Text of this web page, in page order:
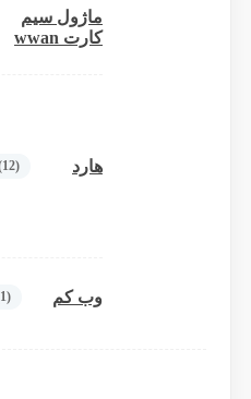
ماژول سیم
کارت wwan
هارد (12)
وب کم (1)